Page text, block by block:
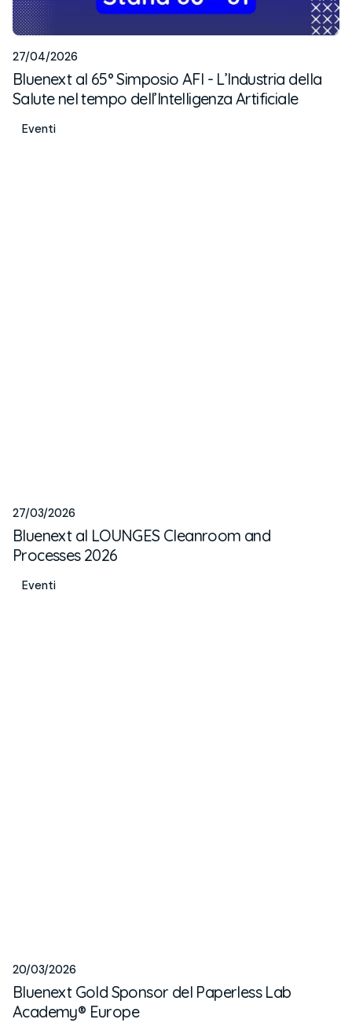
27/04/2026
Bluenext al 65° Simposio AFI - L’Industria della
Salute nel tempo dell’Intelligenza Artificiale
Eventi
27/03/2026
Bluenext al LOUNGES Cleanroom and
Processes 2026
Eventi
20/03/2026
Bluenext Gold Sponsor del Paperless Lab
Academy® Europe